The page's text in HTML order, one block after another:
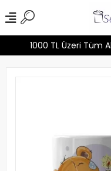
1000 TL Üzeri Tüm